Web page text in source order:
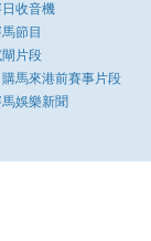
收音機
節目
片段
購馬來港前賽事片段
娛樂新聞